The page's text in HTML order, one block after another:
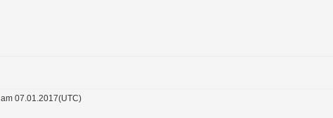
am 07.01.2017(UTC)